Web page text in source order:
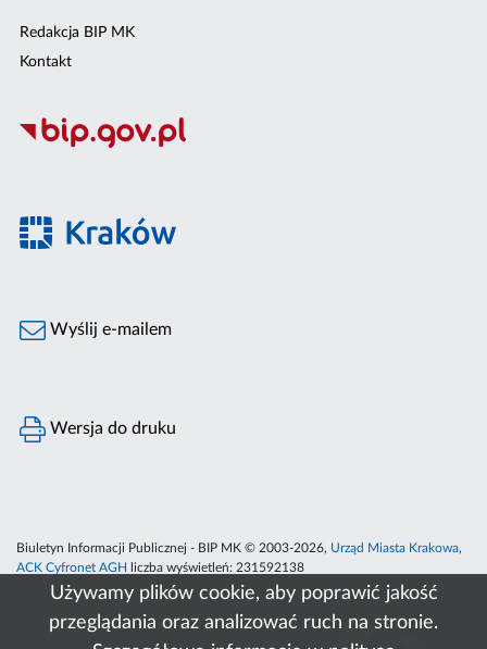
Używamy plików cookie, aby poprawić jakość
przeglądania oraz analizować ruch na stronie.
Redakcja BIP MK
Kontakt
Wyślij e-mailem
Wersja do druku
Biuletyn Informacji Publicznej - BIP MK © 2003-2026, Urząd Miasta Krakowa,
ACK Cyfronet AGH
liczba wyświetleń: 231592138